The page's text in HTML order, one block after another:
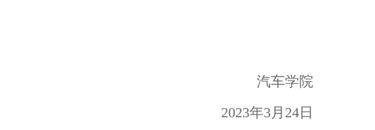
汽车学院
2023年3月24日